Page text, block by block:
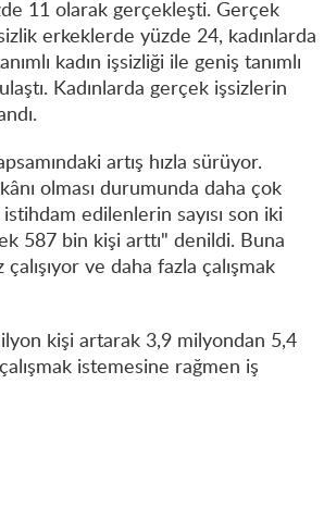
11 olarak gerçekleşti. Gerçek
erkeklerde yüzde 24, kadınlarda
kadın işsizliği ile geniş tanımlı
Kadınlarda gerçek işsizlerin
artış hızla sürüyor.
olması durumunda daha çok
edilenlerin sayısı son iki
587 bin kişi arttı" denildi. Buna
ve daha fazla çalışmak
kişi artarak 3,9 milyondan 5,4
istemesine rağmen iş